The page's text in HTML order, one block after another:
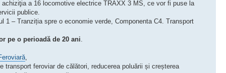
a 16 locomotive electrice TRAXX 3 MS, ce vor fi puse la
publice.
– Tranziția spre o economie verde, Componenta C4. Transport
pe o perioadă de 20 ani.
,
feroviar de călători, reducerea poluării și creșterea